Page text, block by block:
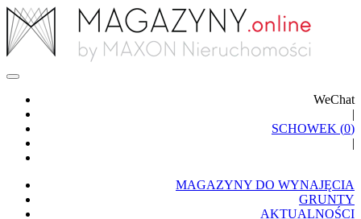
WeChat
|
SCHOWEK (0)
|
MAGAZYNY DO WYNAJĘCIA
GRUNTY
AKTUALNOŚCI